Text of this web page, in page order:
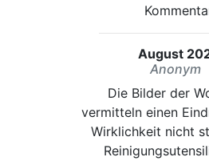
August
Anonym
Die Bilder der
vermitteln einen
Wirklichkeit nicht